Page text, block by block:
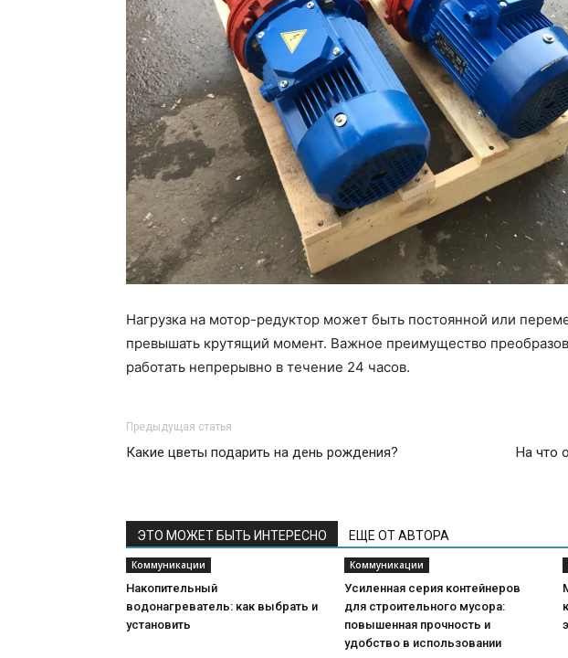
Нагрузка на мотор-редуктор может быть постоянной или
превышать крутящий момент. Важное преимущество
работать непрерывно в течение 24 часов.
Предыдущая статья
Какие цветы подарить на день рождения?
На что
ЭТО МОЖЕТ БЫТЬ ИНТЕРЕСНО ЕЩЕ ОТ АВТОРА
Коммуникации
Накопительный
водонагреватель: как выбрать и
установить
Коммуникации
Усиленная серия контейнеров
для строительного мусора:
повышенная прочность и
удобство в использовании